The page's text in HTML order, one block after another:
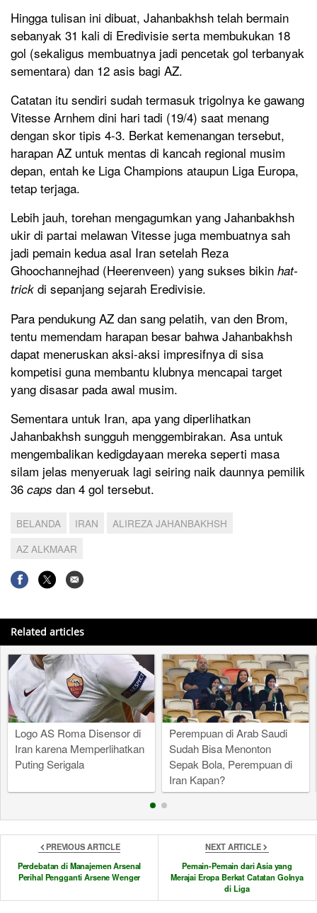
Hingga tulisan ini dibuat, Jahanbakhsh telah bermain
sebanyak 31 kali di Eredivisie serta membukukan 18
gol (sekaligus membuatnya jadi pencetak gol terbanyak
sementara) dan 12 asis bagi AZ.
Catatan itu sendiri sudah termasuk trigolnya ke gawang
Vitesse Arnhem dini hari tadi (19/4) saat menang
dengan skor tipis 4-3. Berkat kemenangan tersebut,
harapan AZ untuk mentas di kancah regional musim
depan, entah ke Liga Champions ataupun Liga Europa,
tetap terjaga.
Lebih jauh, torehan mengagumkan yang Jahanbakhsh
ukir di partai melawan Vitesse juga membuatnya sah
jadi pemain kedua asal Iran setelah Reza
Ghoochannejhad (Heerenveen) yang sukses bikin hat-
trick di sepanjang sejarah Eredivisie.
Para pendukung AZ dan sang pelatih, van den Brom,
tentu memendam harapan besar bahwa Jahanbakhsh
dapat meneruskan aksi-aksi impresifnya di sisa
kompetisi guna membantu klubnya mencapai target
yang disasar pada awal musim.
Sementara untuk Iran, apa yang diperlihatkan
Jahanbakhsh sungguh menggembirakan. Asa untuk
mengembalikan kedigdayaan mereka seperti masa
silam jelas menyeruak lagi seiring naik daunnya pemilik
36 caps dan 4 gol tersebut.
BELANDA IRAN
ALIREZA JAHANBAKHSH
AZ ALKMAAR
Related articles
Logo AS Roma Disensor di
Iran karena Memperlihatkan
Puting Serigala
Perempuan di Arab Saudi
Sudah Bisa Menonton
Sepak Bola, Perempuan di
Iran Kapan?
PREVIOUS ARTICLE
Perdebatan di Manajemen Arsenal
Perihal Pengganti Arsene Wenger
NEXT ARTICLE
Pemain-Pemain dari Asia yang
Merajai Eropa Berkat Catatan Golnya
di Liga